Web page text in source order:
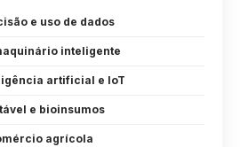
e uso de dados
inteligente
artificial e IoT
e bioinsumos
agrícola